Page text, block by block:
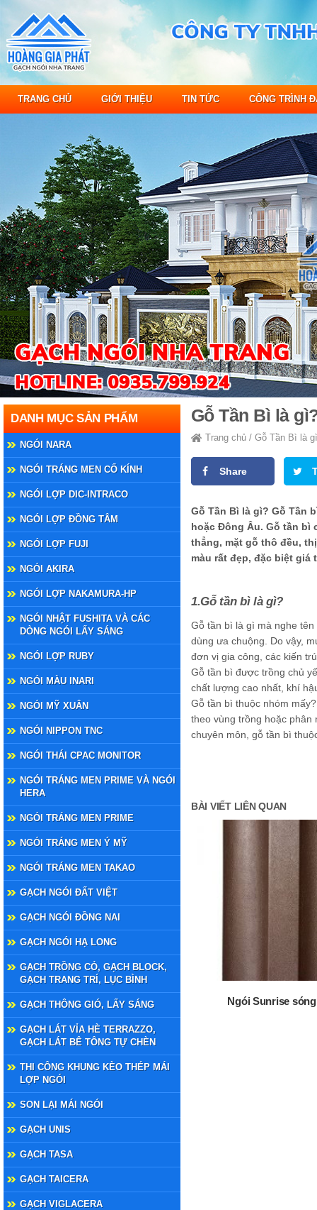
TRANG CHỦ GIỚI THIỆU TIN TỨC CÔNG TRÌNH
DANH MỤC SẢN PHẨM
NGÓI NARA
NGÓI TRÁNG MEN CỔ KÍNH
NGÓI LỢP DIC-INTRACO
NGÓI LỢP ĐỒNG TÂM
NGÓI LỢP FUJI
NGÓI AKIRA
NGÓI LỢP NAKAMURA-HP
NGÓI NHẬT FUSHITA VÀ CÁC
DÒNG NGÓI LẤY SÁNG
NGÓI LỢP RUBY
NGÓI MÀU INARI
NGÓI MỸ XUÂN
NGÓI NIPPON TNC
NGÓI THÁI CPAC MONITOR
NGÓI TRÁNG MEN PRIME VÀ NGÓI
HERA
NGÓI TRÁNG MEN PRIME
NGÓI TRÁNG MEN Ý MỸ
NGÓI TRÁNG MEN TAKAO
GẠCH NGÓI ĐẤT VIỆT
GẠCH NGÓI ĐỒNG NAI
GẠCH NGÓI HẠ LONG
GẠCH TRỒNG CỎ, GẠCH BLOCK,
GẠCH TRANG TRÍ, LỤC BÌNH
GẠCH THÔNG GIÓ, LẤY SÁNG
GẠCH LÁT VỈA HÈ TERRAZZO,
GẠCH LÁT BÊ TÔNG TỰ CHÈN
THI CÔNG KHUNG KÈO THÉP MÁI
LỢP NGÓI
SON LẠI MÁI NGÓI
GẠCH UNIS
GẠCH TASA
GẠCH TAICERA
GẠCH VIGLACERA
Gỗ Tần Bì là
Trang chủ / Gỗ Tần Bì là
Share
Gỗ Tần Bì là gì? Gỗ Tần
hoặc Đông Âu. Gỗ tần bì
thẳng, mặt gỗ thô đều,
màu rất đẹp, đặc biệt giá
1.Gỗ tần bì là gì?
Gỗ tần bì là gì mà nghe
dùng ưa chuộng. Do vậy,
đơn vị gia công, các kiến
Gỗ tần bì được trồng chủ
chất lượng cao nhất, khí
Gỗ tần bì thuộc nhóm
theo vùng trồng hoặc phân
chuyên môn, gỗ tần bì
BÀI VIẾT LIÊN QUAN
Ngói Sunrise